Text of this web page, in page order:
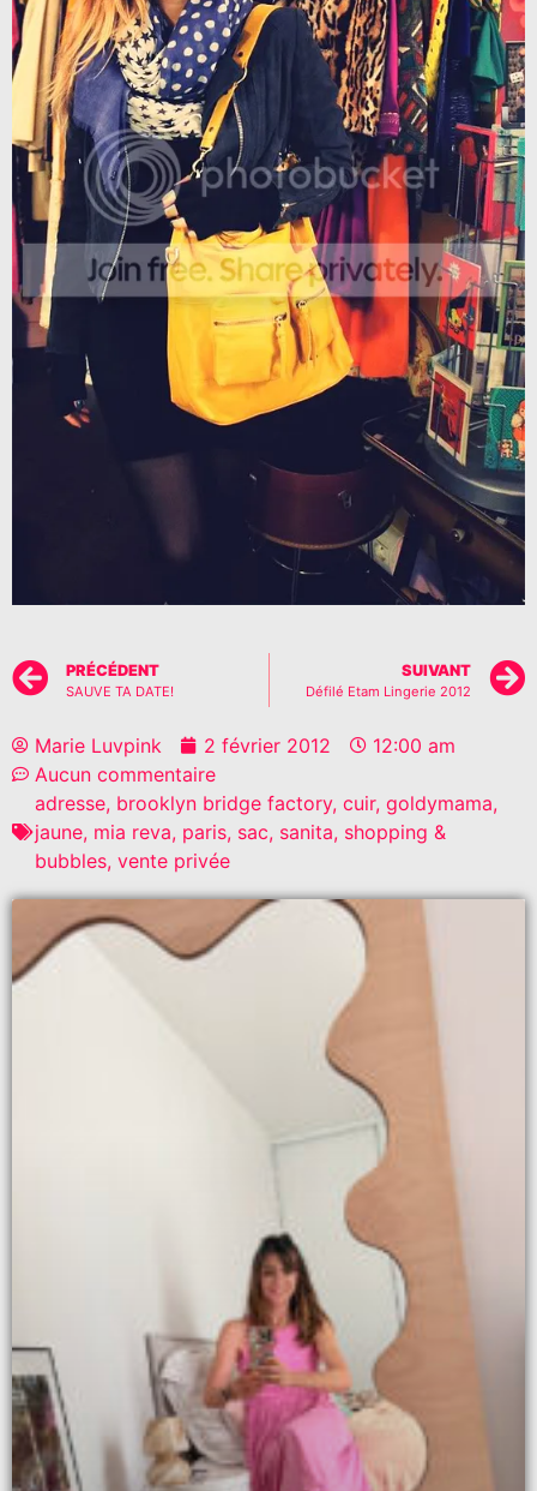
PRÉCÉDENT
SAUVE TA DATE!
SUIVANT
Défilé Etam Lingerie 2012
Marie Luvpink 2 février 2012
12:00 am
Aucun commentaire
adresse, brooklyn bridge factory, cuir, goldymama,
jaune, mia reva, paris, sac, sanita, shopping &
bubbles, vente privée